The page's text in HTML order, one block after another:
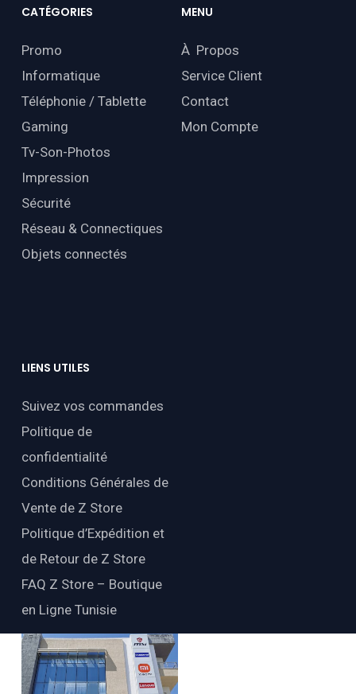
CATÉGORIES
Promo
Informatique
Téléphonie / Tablette
Gaming
Tv-Son-Photos
Impression
Sécurité
Réseau & Connectiques
Objets connectés
MENU
À Propos
Service Client
Contact
Mon Compte
LIENS UTILES
Suivez vos commandes
Politique de
confidentialité
Conditions Générales de
Vente de Z Store
Politique d’Expédition et
de Retour de Z Store
FAQ Z Store – Boutique
en Ligne Tunisie